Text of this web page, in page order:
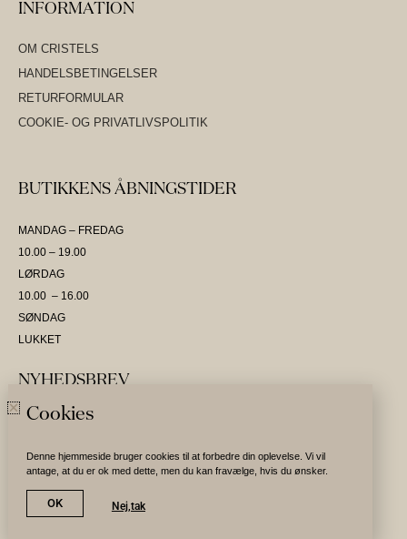
INFORMATION
OM CRISTELS
HANDELSBETINGELSER
RETURFORMULAR
COOKIE- OG PRIVATLIVSPOLITIK
BUTIKKENS ÅBNINGSTIDER
MANDAG – FREDAG
10.00 – 19.00
LØRDAG
10.00 – 16.00
SØNDAG
LUKKET
NYHEDSBREV
Tilmeld nyhedsbrev
Cookies
Denne hjemmeside bruger cookies til at forbedre din oplevelse. Vi vil
antage, at du er ok med dette, men du kan fravælge, hvis du ønsker.
OK Nej,tak